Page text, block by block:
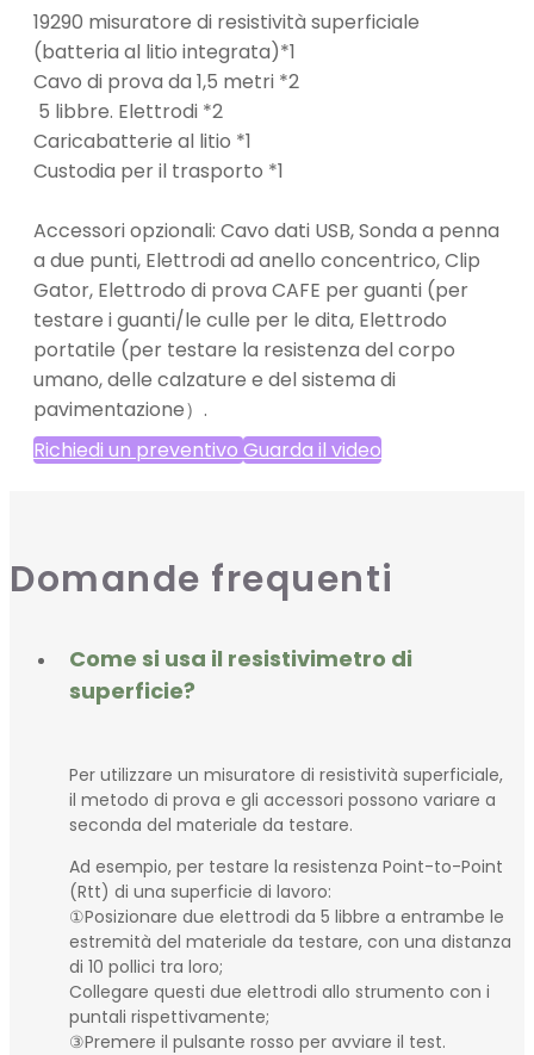
19290 misuratore di resistività superficiale
(batteria al litio integrata)*1
Cavo di prova da 1,5 metri *2
5 libbre. Elettrodi *2
Caricabatterie al litio *1
Custodia per il trasporto *1
Accessori opzionali: Cavo dati USB, Sonda a penna
a due punti, Elettrodi ad anello concentrico, Clip
Gator, Elettrodo di prova CAFE per guanti (per
testare i guanti/le culle per le dita, Elettrodo
portatile (per testare la resistenza del corpo
umano, delle calzature e del sistema di
pavimentazione）.
Richiedi un preventivo Guarda il video
Domande frequenti
Come si usa il resistivimetro di
superficie?
Per utilizzare un misuratore di resistività superficiale,
il metodo di prova e gli accessori possono variare a
seconda del materiale da testare.
Ad esempio, per testare la resistenza Point-to-Point
(Rtt) di una superficie di lavoro:
①Posizionare due elettrodi da 5 libbre a entrambe le
estremità del materiale da testare, con una distanza
di 10 pollici tra loro;
Collegare questi due elettrodi allo strumento con i
puntali rispettivamente;
③Premere il pulsante rosso per avviare il test.